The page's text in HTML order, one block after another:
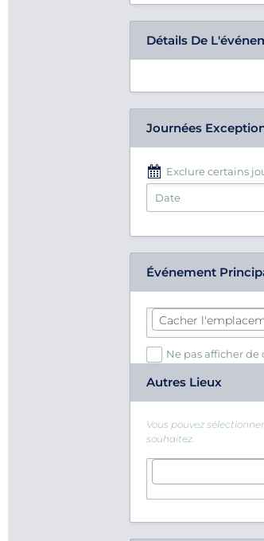
Détails De
Journées
Exclure certains
Événement
Cacher
Ne pas afficher
Autres Lieux
Vous pouvez
souhaitez.